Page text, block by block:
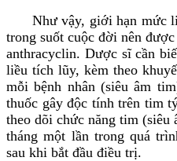
Như vậy, giới hạn mức
trong suốt cuộc đời nên
anthracyclin. Dược sĩ cần
liều tích lũy, kèm theo
mỗi bệnh nhân (siêu âm
thuốc gây độc tính trên tim
theo dõi chức năng tim
tháng một lần trong quá
sau khi bắt đầu điều trị.